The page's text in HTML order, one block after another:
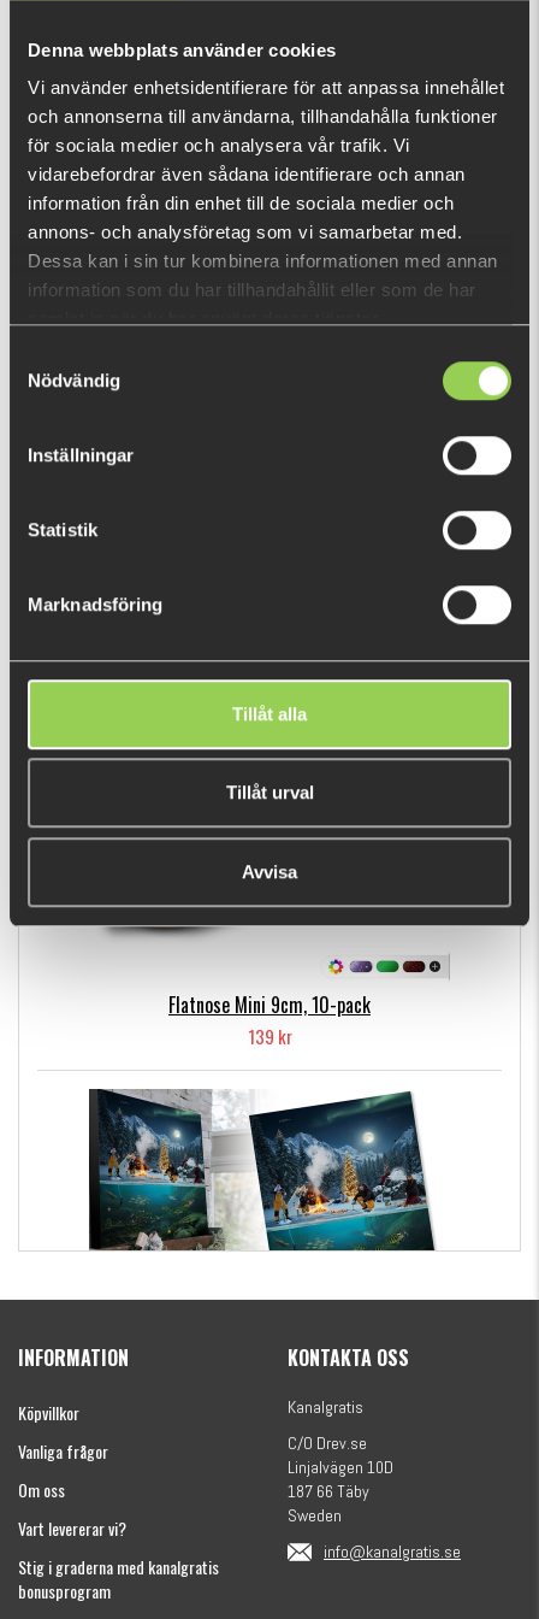
Denna webbplats använder cookies
Vi använder enhetsidentifierare för att anpassa innehållet
och annonserna till användarna, tillhandahålla funktioner
för sociala medier och analysera vår trafik. Vi
vidarebefordrar även sådana identifierare och annan
information från din enhet till de sociala medier och
annons- och analysföretag som vi samarbetar med.
Dessa kan i sin tur kombinera informationen med annan
information som du har tillhandahållit eller som de har
Nödvändig
Inställningar
Statistik
Marknadsföring
Tillåt alla
Tillåt urval
Avvisa
nu!
Vad är detta?
DU TITTADE NYLIGEN PÅ
Fåtal kvar
POPULÄRA PRODUKTER
Flatnose Mini 9cm, 10-pack
139 kr
(julkalender)
INFORMATION
Köpvillkor
Vanliga frågor
Om oss
Vart levererar vi?
Stig i graderna med kanalgratis
bonusprogram
KONTAKTA OSS
Kanalgratis
C/O Drev.se
Linjalvägen 10D
187 66 Täby
Sweden
info@kanalgratis.se